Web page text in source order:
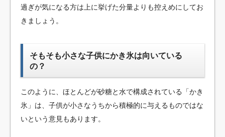
過ぎが気になる方は上に挙げた分量よりも控えめにしてお
きましょう。
そもそも小さな子供にかき氷は向いている
の？
このように、ほとんどが砂糖と水で構成されている「かき
氷」は、子供が小さなうちから積極的に与えるものではな
いという意見もあります。